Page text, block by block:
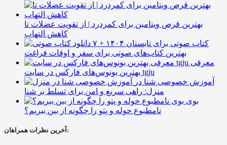
بهترین قرص ویتامین برای کمردرد | از تقویت عضلات تا
کاهش التهاب
۷ کتاب صوتی برای تابستان ۱۴۰۴ +
بهترین کتاب‌های صوتی برای سفر و اوقات فراغت
معرفی
بهترین بونوس‌های فارکس در سایت tgju
آموزش خصوصی شنا در
منزل: راهی سریع و امن برای تسلط بر شنا
بوی
نامطبوع حوله و پتو را چگونه از بین ببریم؟
آخرین نظرات همراهان: